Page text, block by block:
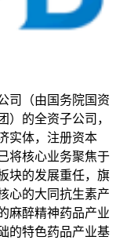
司（由国务院国资
）的全资子公司，
实体，注册资本
将核心业务聚焦于
块的发展重任，旗
心的大同抗生素产
麻醉精神药品产业
的特色药品产业基